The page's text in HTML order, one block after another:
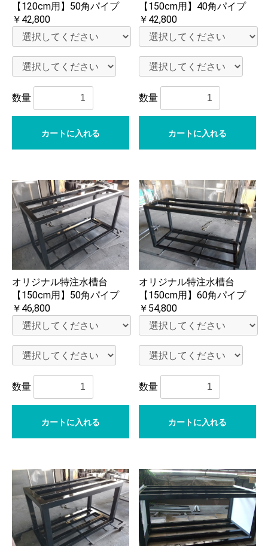
【120cm用】50角パイプ
￥42,800
数量
カートに入れる
【150cm用】40角パイプ
￥42,800
数量
カートに入れる
オリジナル特注水槽台
【150cm用】50角パイプ
￥46,800
数量
カートに入れる
オリジナル特注水槽台
【150cm用】60角パイプ
￥54,800
数量
カートに入れる